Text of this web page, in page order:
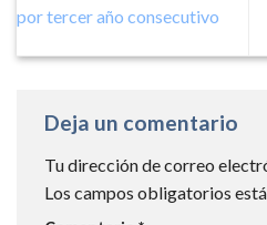
por tercer año consecutivo
Deja un comentario
Tu dirección de correo
Los campos obligatorios